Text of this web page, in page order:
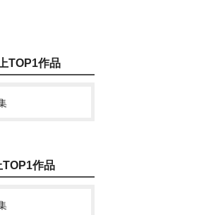
TOP1作品
作品